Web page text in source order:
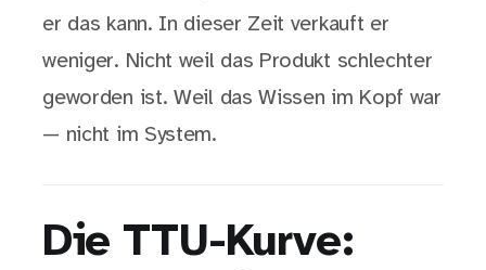
er das kann. In dieser Zeit verkauft er
weniger. Nicht weil das Produkt schlechter
geworden ist. Weil das Wissen im Kopf war
— nicht im System.
Die TTU-Kurve: